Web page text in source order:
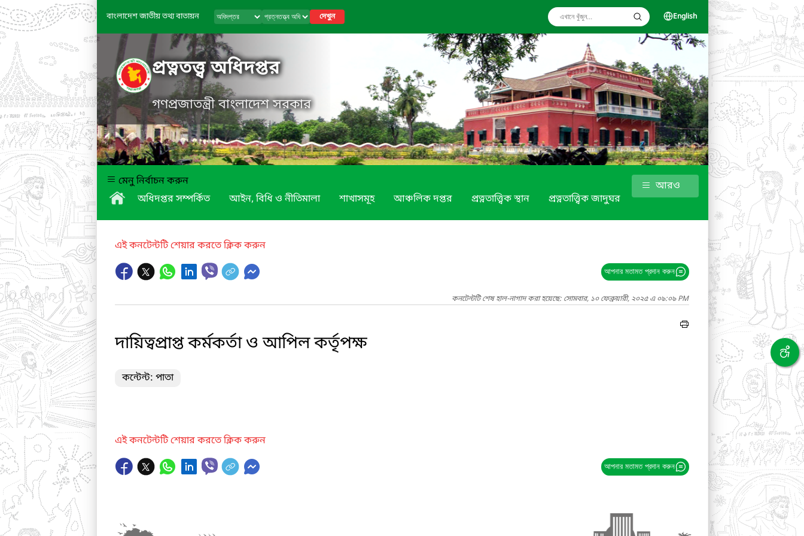
বাংলাদেশ জাতীয় তথ্য বাতায়ন দেখুন English
প্রত্নতত্ত্ব অধিদপ্তর
গণপ্রজাতন্ত্রী বাংলাদেশ সরকার
মেনু নির্বাচন করুন
অধিদপ্তর সম্পর্কিত
আইন, বিধি ও নীতিমালা শাখাসমূহ আঞ্চলিক দপ্তর প্রত্নতাত্ত্বিক স্থান প্রত্নতাত্ত্বিক জাদুঘর
আরও
এই কনটেন্টটি শেয়ার করতে ক্লিক করুন
আপনার মতামত প্রদান করুন
কনটেন্টটি শেষ হাল-নাগাদ করা হয়েছে: সোমবার, ১০ ফেব্রুয়ারী, ২০২৫ এ ০৯:০৯ PM
দায়িত্বপ্রাপ্ত কর্মকর্তা ও আপিল কর্তৃপক্ষ
কন্টেন্ট: পাতা
এই কনটেন্টটি শেয়ার করতে ক্লিক করুন
আপনার মতামত প্রদান করুন